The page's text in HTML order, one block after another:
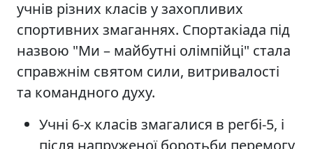
учнів різних класів у захопливих
спортивних змаганнях. Спортакіада під
назвою "Ми – майбутні олімпійці" стала
справжнім святом сили, витривалості
та командного духу.
Учні 6-х класів змагалися в регбі-5, і
після напруженої боротьби перемогу